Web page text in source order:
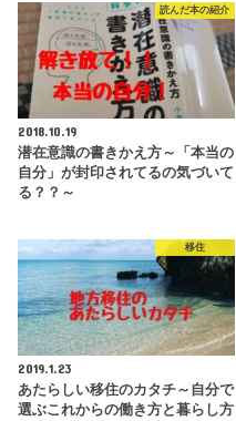
読んだ本の紹介
2018.10.19
潜在意識の書きかえ方～「本当の
自分」が封印されてるの気づいて
る？？～
移住
2019.1.23
あたらしい移住のカタチ～自分で
選ぶこれからの働き方と暮らし方